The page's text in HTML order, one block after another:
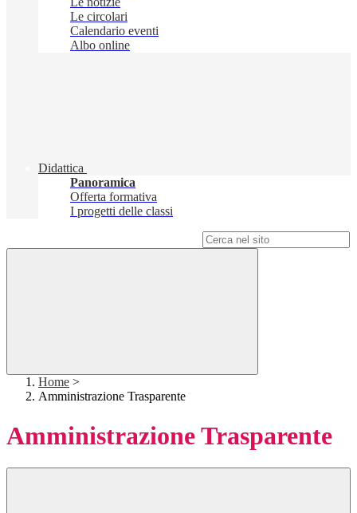
Le circolari
Calendario eventi
Albo online
Didattica
Panoramica
Offerta formativa
I progetti delle classi
Home >
Amministrazione Trasparente
Amministrazione Trasparente